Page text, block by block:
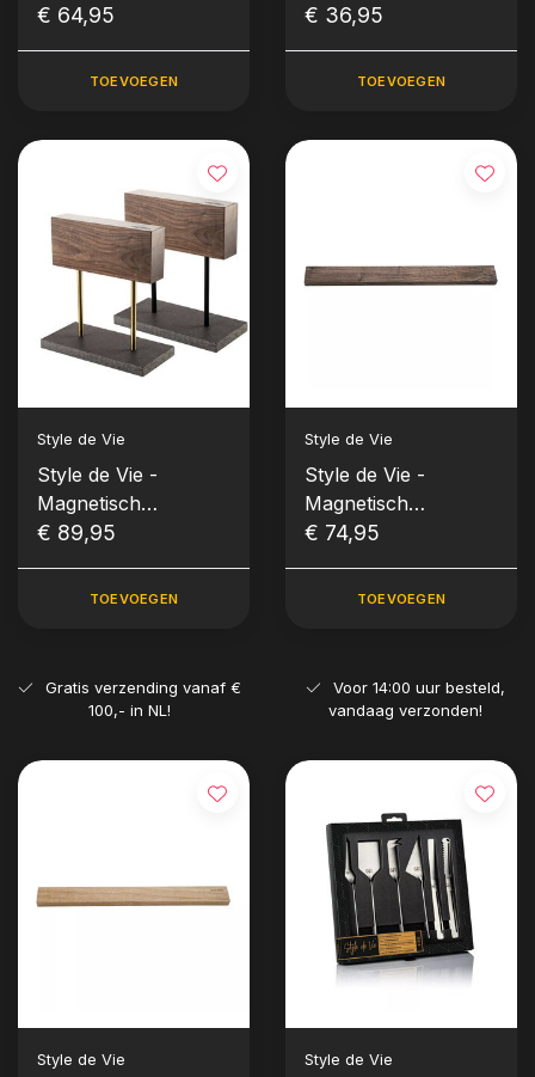
messenrek 50 cm
€ 64,95
TOEVOEGEN
botermessen (kleur
€ 36,95
TOEVOEGEN
Style de Vie
Style de Vie -
Magnetisch
messenblok Walnoot
€ 89,95
TOEVOEGEN
Style de Vie
Style de Vie -
Magnetisch
messenrek 50 cm
€ 74,95
TOEVOEGEN
Gratis verzending vanaf €
100,- in NL!
Voor 14:00 uur besteld,
vandaag verzonden!
Style de Vie Style de Vie